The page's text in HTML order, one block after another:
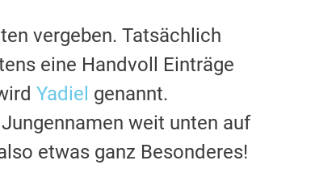
vergeben. Tatsächlich
eine Handvoll Einträge
Yadiel genannt.
weit unten auf
etwas ganz Besonderes!